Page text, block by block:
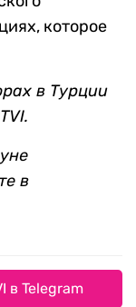
которое
в Турции
.
в
в Telegram